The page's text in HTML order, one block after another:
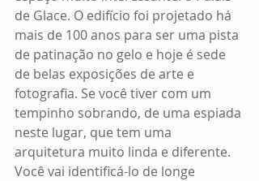
de Glace. O edifício foi projetado há
mais de 100 anos para ser uma pista
de patinação no gelo e hoje é sede
de belas exposições de arte e
fotografia. Se você tiver com um
tempinho sobrando, de uma espiada
neste lugar, que tem uma
arquitetura muito linda e diferente.
Você vai identificá-lo de longe